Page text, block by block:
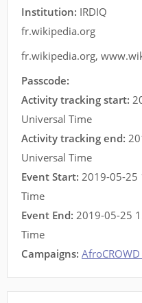
Institution: IRDIQ
fr.wikipedia.org
fr.wikipedia.org,
Passcode:
Activity tracking start:
Universal Time
Activity tracking end:
Universal Time
Event Start: 2019-05-25
Time
Event End: 2019-05-25
Time
Campaigns: